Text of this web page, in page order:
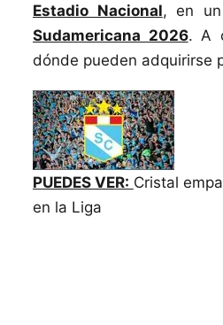
Estadio Nacional, en
Sudamericana 2026. A
dónde pueden adquirirse
PUEDES VER: Cristal
en la Liga